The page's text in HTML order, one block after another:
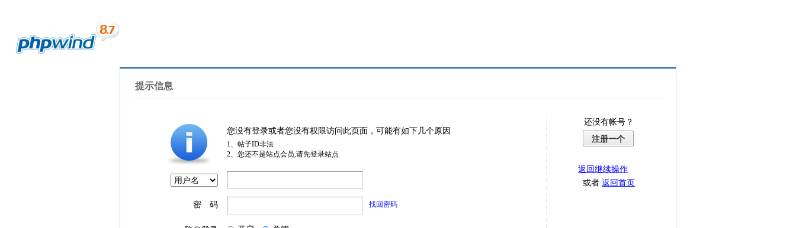
提示信息
您没有登录或者您没有权限访问此页面，可能有如下几个原因
1、帖子ID非法
2、您还不是站点会员,请先登录站点
密 码 找回密码
还没有帐号？
注册一个
返回继续操作
或者返回首页